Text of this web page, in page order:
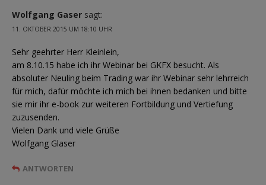
Wolfgang Gaser sagt:
11. OKTOBER 2015 UM 18:10 UHR
Sehr geehrter Herr Kleinlein,
am 8.10.15 habe ich ihr Webinar bei GKFX besucht. Als
absoluter Neuling beim Trading war ihr Webinar sehr lehrreich
für mich, dafür möchte ich mich bei ihnen bedanken und bitte
sie mir ihr e-book zur weiteren Fortbildung und Vertiefung
zuzusenden.
Vielen Dank und viele Grüße
Wolfgang Glaser
ANTWORTEN